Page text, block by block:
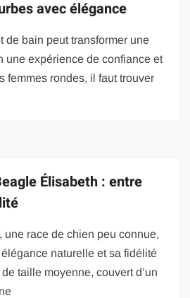
avec élégance
de bain peut transformer une
une expérience de confiance et
femmes rondes, il faut trouver
Élisabeth : entre
une race de chien peu connue,
naturelle et sa fidélité
taille moyenne, couvert d’un